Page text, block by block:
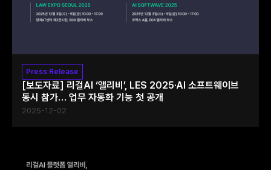
Press Release
[보도자료] 리걸AI ‘앨리비’, LES 2025·AI 소프트웨이브
동시 참가… 업무 자동화 기능 첫 공개
2025-12-02